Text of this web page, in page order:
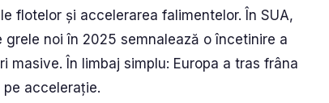
flotelor și accelerarea falimentelor. În SUA,
noi în 2025 semnalează o încetinire a
În limbaj simplu: Europa a tras frâna
accelerație.